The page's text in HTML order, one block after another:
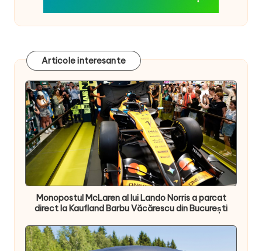
Articole interesante
Monopostul McLaren al lui Lando Norris a parcat
direct la Kaufland Barbu Văcărescu din București